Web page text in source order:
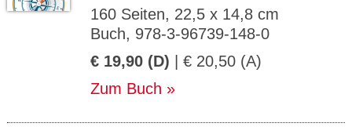
160 Seiten, 22,5 x 14,8 cm
Buch, 978-3-96739-148-0
€ 19,90 (D) | € 20,50 (A)
Zum Buch